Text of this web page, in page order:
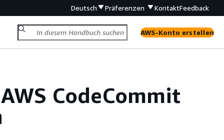
Deutsch Präferenzen KontaktFeedback
AWS-Konto erstellen
CodeCommit